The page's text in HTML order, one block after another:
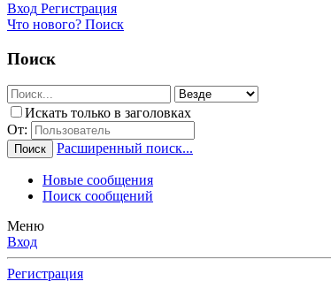
Вход Регистрация
Что нового? Поиск
Поиск
Искать только в заголовках
От:
Поиск Расширенный поиск...
Новые сообщения
Поиск сообщений
Меню
Вход
Регистрация